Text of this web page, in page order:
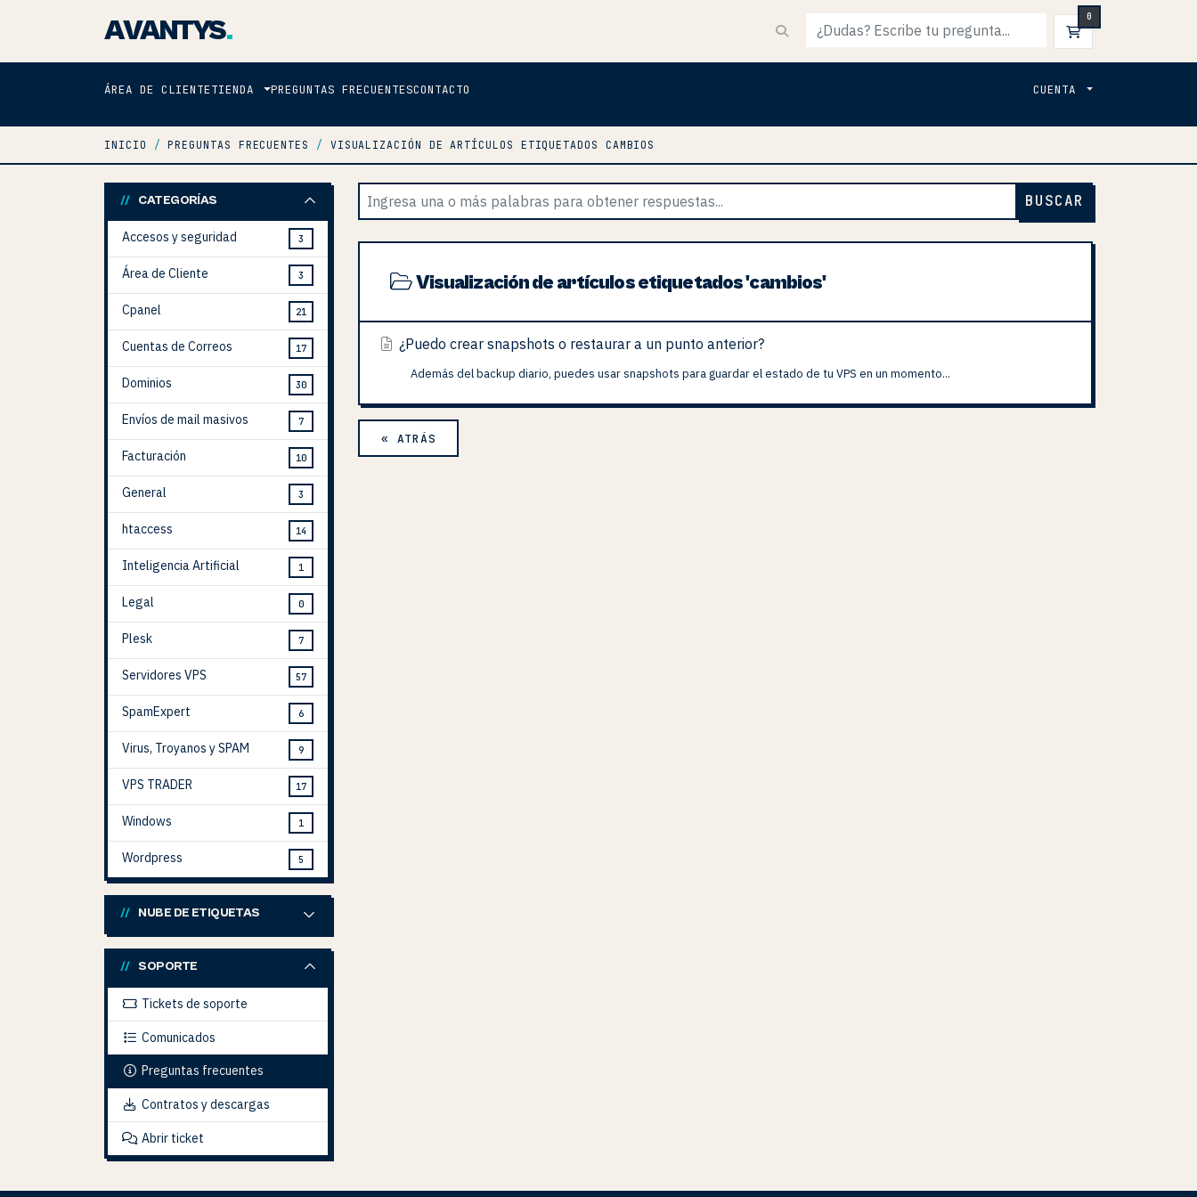
AVANTYS. 0
CARRO DE
ÁREA DE CLIENTETIENDA PREGUNTAS FRECUENTESCONTACTO CUENTA
INICIO PREGUNTAS FRECUENTES VISUALIZACIÓN DE ARTÍCULOS ETIQUETADOS CAMBIOS
CATEGORÍAS
Accesos y seguridad 3
Área de Cliente 3
Cpanel 21
Cuentas de Correos 17
Dominios 30
Envíos de mail masivos 7
Facturación 10
General 3
htaccess 14
Inteligencia Artificial 1
Legal 0
Plesk 7
Servidores VPS 57
SpamExpert 6
Virus, Troyanos y SPAM 9
VPS TRADER 17
Windows 1
Wordpress 5
NUBE DE ETIQUETAS
SOPORTE
Tickets de soporte
Comunicados
Preguntas frecuentes
Contratos y descargas
Abrir ticket
BUSCAR
Visualización de artículos etiquetados 'cambios'
¿Puedo crear snapshots o restaurar a un punto anterior?
Además del backup diario, puedes usar snapshots para guardar el estado de tu VPS en un momento...
« ATRÁS